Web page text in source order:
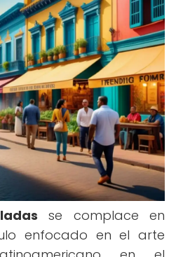
se complace en
enfocado en el arte